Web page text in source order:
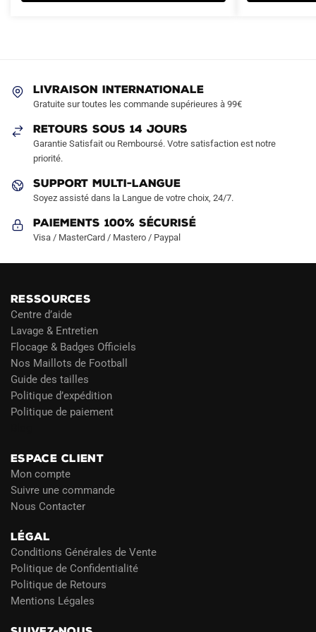
choisies
la
page
produit
LIVRAISON INTERNATIONALE
Gratuite sur toutes les commande supérieures à 99€
RETOURS SOUS 14 JOURS
Garantie Satisfait ou Remboursé. Votre satisfaction est notre
priorité.
SUPPORT MULTI-LANGUE
Soyez assisté dans la Langue de votre choix, 24/7.
Paiements 100% Sécurisé
Visa / MasterCard / Mastero / Paypal
RESSOURCES
Centre d’aide
Lavage & Entretien
Flocage & Badges Officiels
Nos Maillots de Football
Guide des tailles
Politique d’expédition
Politique de paiement
ESPACE CLIENT
Mon compte
Suivre une commande
Nous Contacter
LÉGAL
Conditions Générales de Vente
Politique de Confidentialité
Politique de Retours
Mentions Légales